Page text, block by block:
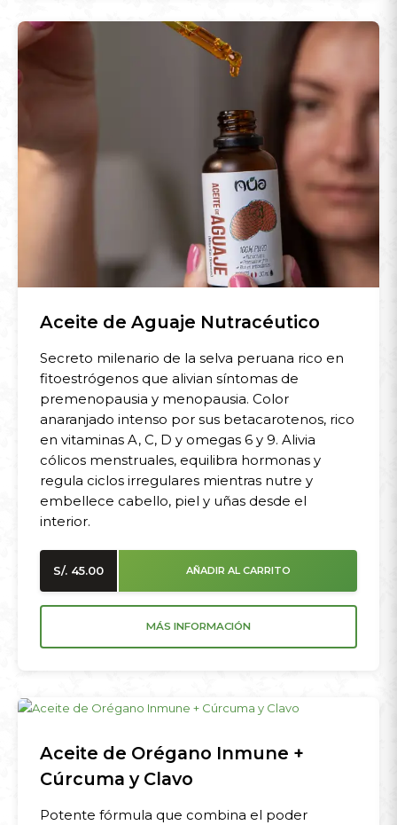
Aceite de Aguaje Nutracéutico
Secreto milenario de la selva peruana rico en
fitoestrógenos que alivian síntomas de
premenopausia y menopausia. Color
anaranjado intenso por sus betacarotenos, rico
en vitaminas A, C, D y omegas 6 y 9. Alivia
cólicos menstruales, equilibra hormonas y
regula ciclos irregulares mientras nutre y
embellece cabello, piel y uñas desde el
interior.
S/. 45.00 AÑADIR AL CARRITO
MÁS INFORMACIÓN
Aceite de Orégano Inmune +
Cúrcuma y Clavo
Potente fórmula que combina el poder